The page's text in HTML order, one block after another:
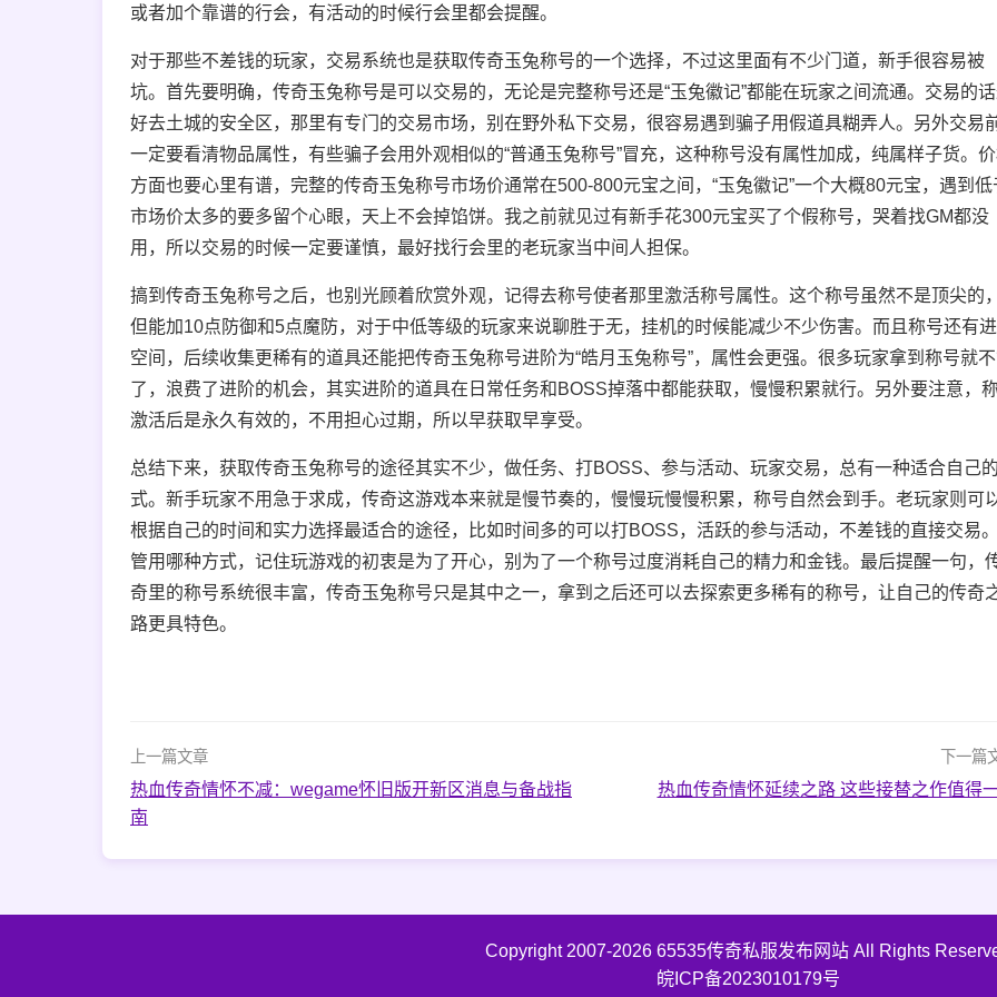
或者加个靠谱的行会，有活动的时候行会里都会提醒。
对于那些不差钱的玩家，交易系统也是获取传奇玉兔称号的一个选择，不过这里面有不少门道，新手很容易被
坑。首先要明确，传奇玉兔称号是可以交易的，无论是完整称号还是“玉兔徽记”都能在玩家之间流通。交易的
好去土城的安全区，那里有专门的交易市场，别在野外私下交易，很容易遇到骗子用假道具糊弄人。另外交易
一定要看清物品属性，有些骗子会用外观相似的“普通玉兔称号”冒充，这种称号没有属性加成，纯属样子货。
方面也要心里有谱，完整的传奇玉兔称号市场价通常在500-800元宝之间，“玉兔徽记”一个大概80元宝，遇到低
市场价太多的要多留个心眼，天上不会掉馅饼。我之前就见过有新手花300元宝买了个假称号，哭着找GM都没
用，所以交易的时候一定要谨慎，最好找行会里的老玩家当中间人担保。
搞到传奇玉兔称号之后，也别光顾着欣赏外观，记得去称号使者那里激活称号属性。这个称号虽然不是顶尖的，
但能加10点防御和5点魔防，对于中低等级的玩家来说聊胜于无，挂机的时候能减少不少伤害。而且称号还有
空间，后续收集更稀有的道具还能把传奇玉兔称号进阶为“皓月玉兔称号”，属性会更强。很多玩家拿到称号就
了，浪费了进阶的机会，其实进阶的道具在日常任务和BOSS掉落中都能获取，慢慢积累就行。另外要注意，
激活后是永久有效的，不用担心过期，所以早获取早享受。
总结下来，获取传奇玉兔称号的途径其实不少，做任务、打BOSS、参与活动、玩家交易，总有一种适合自己
式。新手玩家不用急于求成，传奇这游戏本来就是慢节奏的，慢慢玩慢慢积累，称号自然会到手。老玩家则可
根据自己的时间和实力选择最适合的途径，比如时间多的可以打BOSS，活跃的参与活动，不差钱的直接交易
管用哪种方式，记住玩游戏的初衷是为了开心，别为了一个称号过度消耗自己的精力和金钱。最后提醒一句，
奇里的称号系统很丰富，传奇玉兔称号只是其中之一，拿到之后还可以去探索更多稀有的称号，让自己的传奇
路更具特色。
上一篇文章
热血传奇情怀不减：wegame怀旧版开新区消息与备战指
南
下一篇
热血传奇情怀延续之路 这些接替之作值得
Copyright 2007-2026 65535传奇私服发布网站All Rights
皖ICP备2023010179号